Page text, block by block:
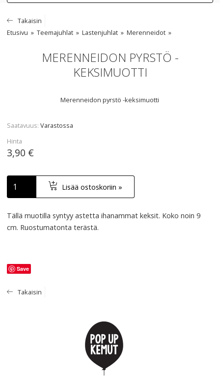
Takaisin
Etusivu
Teemajuhlat Lastenjuhlat Merenneidot
MERENNEIDON PYRSTÖ -
KEKSIMUOTTI
Merenneidon pyrstö -keksimuotti
Saatavuus Varastossa
Hinta
3,90 €
Lisää ostoskoriin »
Tällä muotilla syntyy astetta ihanammat keksit. Koko noin 9
cm. Ruostumatonta terästä.
Save
Takaisin